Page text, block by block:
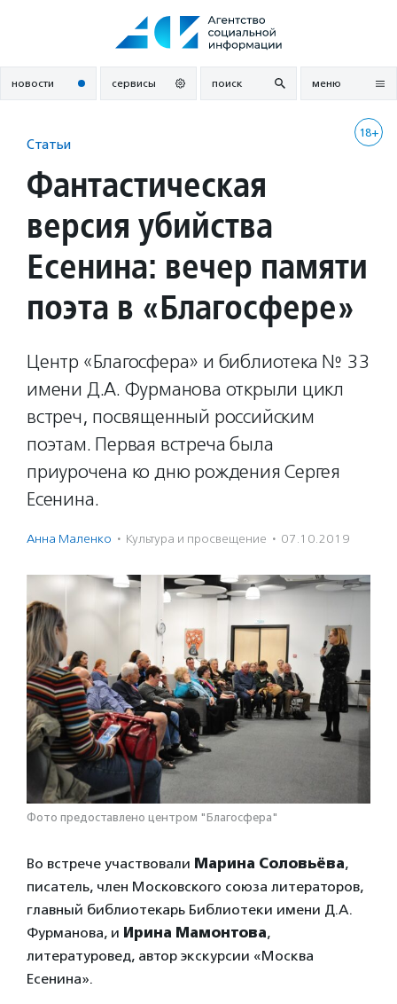
новости сервисы поиск меню
18+
Статьи
Фантастическая
версия убийства
Есенина: вечер памяти
поэта в «Благосфере»
Центр «Благосфера» и библиотека № 33
имени Д.А. Фурманова открыли цикл
встреч, посвященный российским
поэтам. Первая встреча была
приурочена ко дню рождения Сергея
Есенина.
Анна Маленко · Культура и просвещение · 07.10.2019
Фото предоставлено центром "Благосфера"
Во встрече участвовали Марина Соловьёва,
писатель, член Московского союза литераторов,
главный библиотекарь Библиотеки имени Д.А.
Фурманова, и Ирина Мамонтова,
литературовед, автор экскурсии «Москва
Есенина».